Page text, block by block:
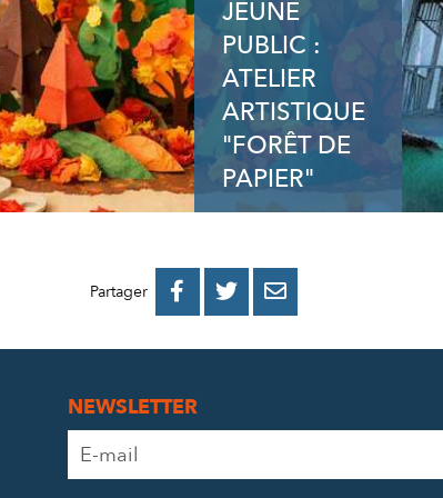
JEUNE
PUBLIC :
ATELIER
ARTISTIQUE
"FORÊT DE
PAPIER"
Partager 
PARTAGER
PARTAGER
PARTAGER
NEWSLETTER
Adresse
e-